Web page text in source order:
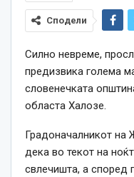
Сподели
Силно невреме,
предизвика голема
словенечката
областа Халозе.
Градоначалникот на
дека во текот на
свлечишта, а според